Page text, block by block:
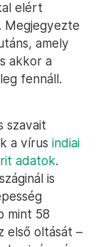
elért
Megjegyezte
amely
akkor a
fennáll.
szavait
a vírus indiai
adatok.
is
mint 58
első oltását –